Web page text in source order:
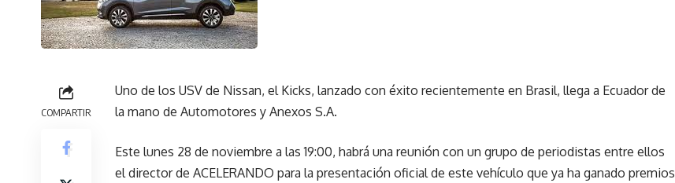
COMPARTIR
Uno de los USV de Nissan, el Kicks, lanzado con éxito recientemente en Brasil, llega a Ecuador de
la mano de Automotores y Anexos S.A.
Este lunes 28 de noviembre a las 19:00, habrá una reunión con un grupo de periodistas entre ellos
el director de ACELERANDO para la presentación oficial de este vehículo que ya ha ganado premios